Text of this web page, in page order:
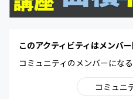
このアクティビティはメンバー
コミュニティのメンバーにな
コミュニ